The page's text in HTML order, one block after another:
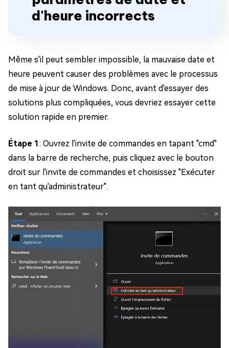
d'heure incorrects
Même s'il peut sembler impossible, la mauvaise date et
heure peuvent causer des problèmes avec le processus
de mise à jour de Windows. Donc, avant d'essayer des
solutions plus compliquées, vous devriez essayer cette
solution rapide en premier.
Étape 1: Ouvrez l'invite de commandes en tapant "cmd"
dans la barre de recherche, puis cliquez avec le bouton
droit sur l'invite de commandes et choisissez "Exécuter
en tant qu'administrateur".